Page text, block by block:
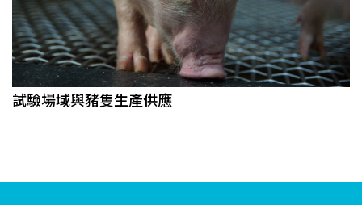
試驗場域與豬隻生產供應